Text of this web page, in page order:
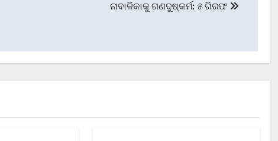
ନାବାଳିକାକୁ ଗଣଦୁଷ୍କର୍ମ: ୫ ଗିରଫ